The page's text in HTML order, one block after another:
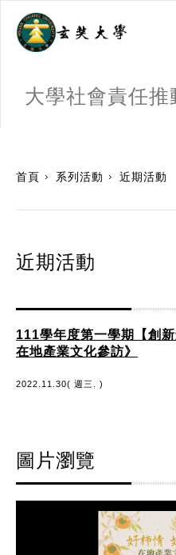
大學社會責任推
首頁 系列活動 近期活動
近期活動
111學年度第一學期【創
在地產業文化參訪》
2022.11.30( 週三. )
圖片瀏覽